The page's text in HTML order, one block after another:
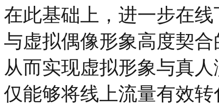
在此基础上，进一步在
与虚拟偶像形象高度契
从而实现虚拟形象与真
仅能够将线上流量有效